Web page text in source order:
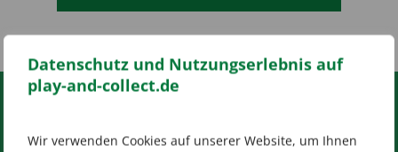
Datenschutz und Nutzungserlebnis auf
play-and-collect.de
Wir verwenden Cookies auf unserer Website, um Ihnen